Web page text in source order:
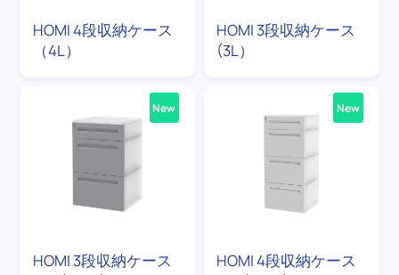
HOMI 4段収納ケース
（4L）
HOMI 3段収納ケース
(3L）
HOMI 3段収納ケース
New
HOMI 4段収納ケース
New